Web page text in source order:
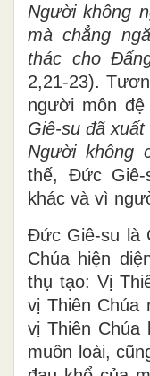
Người không
mà chẳng
thác cho
2,21-23).
người môn
Giê-su đã
Người không
thế, Đức
khác và vì
Đức Giê-su là
Chúa hiện
thụ tạo: Vị
vị Thiên Chúa
vị Thiên Chúa
muôn loài,